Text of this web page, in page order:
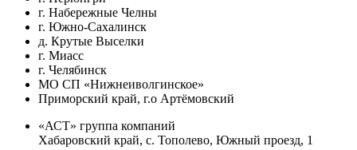
г. Набережные Челны
г. Южно-Сахалинск
д. Крутые Выселки
г. Миасс
г. Челябинск
МО СП «Нижнеиволгинское»
Приморский край, г.о Артёмовский
«АСТ» группа компаний
Хабаровский край, с. Тополево, Южный проезд, 1